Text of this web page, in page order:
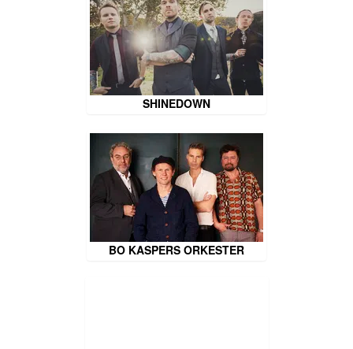
SHINEDOWN
BO KASPERS ORKESTER